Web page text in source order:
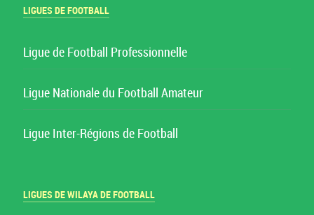
LIGUES DE FOOTBALL
Ligue de Football Professionnelle
Ligue Nationale du Football Amateur
Ligue Inter-Régions de Football
LIGUES DE WILAYA DE FOOTBALL